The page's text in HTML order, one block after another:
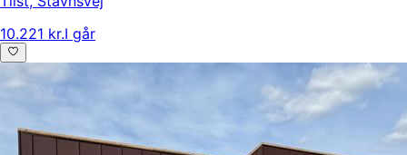
10.221 kr.I går